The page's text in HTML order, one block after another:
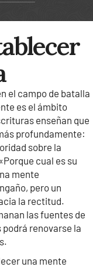
el campo de batalla
es el ámbito
enseñan que
profundamente:
sobre la
cual es su
mente
pero un
la rectitud.
las fuentes de
renovarse la
una mente